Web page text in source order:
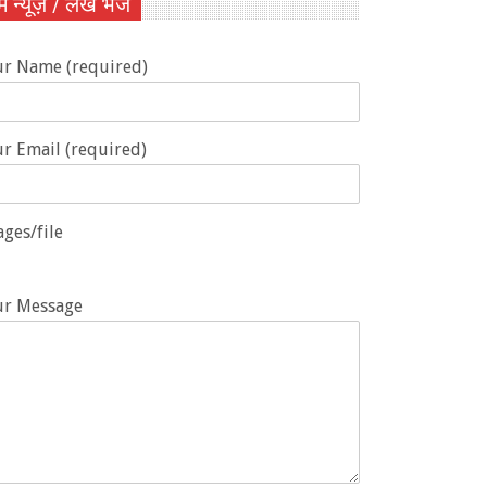
Name (required)
Email (required)
file
Message